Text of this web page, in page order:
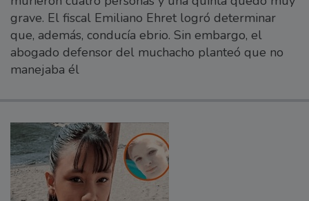
grave. El fiscal Emiliano Ehret logró determinar
que, además, conducía ebrio. Sin embargo, el
abogado defensor del muchacho planteó que no
manejaba él